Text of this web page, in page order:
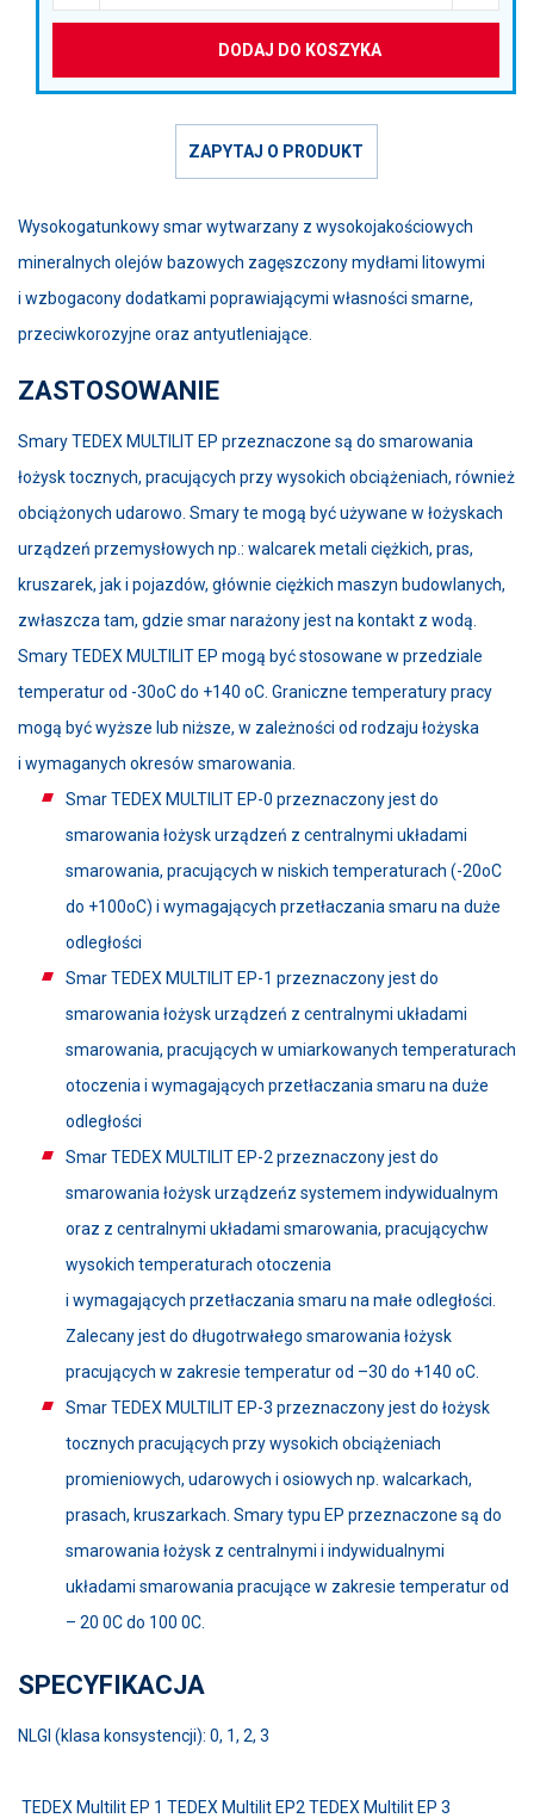
DODAJ DO KOSZYKA
ZAPYTAJ O PRODUKT
Wysokogatunkowy smar wytwarzany z wysokojakościowych
mineralnych olejów bazowych zagęszczony mydłami litowymi
i wzbogacony dodatkami poprawiającymi własności smarne,
przeciwkorozyjne oraz antyutleniające.
ZASTOSOWANIE
Smary TEDEX MULTILIT EP przeznaczone są do smarowania
łożysk tocznych, pracujących przy wysokich obciążeniach, również
obciążonych udarowo. Smary te mogą być używane w łożyskach
urządzeń przemysłowych np.: walcarek metali ciężkich, pras,
kruszarek, jak i pojazdów, głównie ciężkich maszyn budowlanych,
zwłaszcza tam, gdzie smar narażony jest na kontakt z wodą.
Smary TEDEX MULTILIT EP mogą być stosowane w przedziale
temperatur od -30oC do +140 oC. Graniczne temperatury pracy
mogą być wyższe lub niższe, w zależności od rodzaju łożyska
i wymaganych okresów smarowania.
Smar TEDEX MULTILIT EP-0 przeznaczony jest do
smarowania łożysk urządzeń z centralnymi układami
smarowania, pracujących w niskich temperaturach (-20oC
do +100oC) i wymagających przetłaczania smaru na duże
odległości
Smar TEDEX MULTILIT EP-1 przeznaczony jest do
smarowania łożysk urządzeń z centralnymi układami
smarowania, pracujących w umiarkowanych temperaturach
otoczenia i wymagających przetłaczania smaru na duże
odległości
Smar TEDEX MULTILIT EP-2 przeznaczony jest do
smarowania łożysk urządzeńz systemem indywidualnym
oraz z centralnymi układami smarowania, pracującychw
wysokich temperaturach otoczenia
i wymagających przetłaczania smaru na małe odległości.
Zalecany jest do długotrwałego smarowania łożysk
pracujących w zakresie temperatur od –30 do +140 oC.
Smar TEDEX MULTILIT EP-3 przeznaczony jest do łożysk
tocznych pracujących przy wysokich obciążeniach
promieniowych, udarowych i osiowych np. walcarkach,
prasach, kruszarkach. Smary typu EP przeznaczone są do
smarowania łożysk z centralnymi i indywidualnymi
układami smarowania pracujące w zakresie temperatur od
– 20 0C do 100 0C.
SPECYFIKACJA
NLGI (klasa konsystencji): 0, 1, 2, 3
TEDEX Multilit EP 1 TEDEX Multilit EP2 TEDEX Multilit EP 3